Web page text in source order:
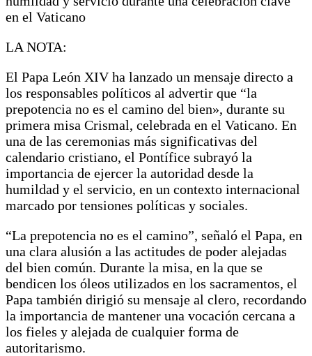
en el Vaticano
LA NOTA:
El Papa León XIV ha lanzado un mensaje directo a
los responsables políticos al advertir que “la
prepotencia no es el camino del bien», durante su
primera misa Crismal, celebrada en el Vaticano. En
una de las ceremonias más significativas del
calendario cristiano, el Pontífice subrayó la
importancia de ejercer la autoridad desde la
humildad y el servicio, en un contexto internacional
marcado por tensiones políticas y sociales.
“La prepotencia no es el camino”, señaló el Papa, en
una clara alusión a las actitudes de poder alejadas
del bien común. Durante la misa, en la que se
bendicen los óleos utilizados en los sacramentos, el
Papa también dirigió su mensaje al clero, recordando
la importancia de mantener una vocación cercana a
los fieles y alejada de cualquier forma de
autoritarismo.